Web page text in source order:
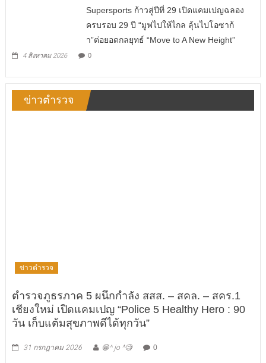
Supersports ก้าวสู่ปีที่ 29 เปิดแคมเปญฉลอง
ครบรอบ 29 ปี “มูฟไปให้ไกล ลุ้นไปโอซาก้
า”ต่อยอดกลยุทธ์ “Move to A New Height”
4 สิงหาคม 2026 0
ข่าวตำรวจ
ข่าวตำรวจ
ตำรวจภูธรภาค 5 ผนึกกำลัง สสส. – สคล. – สคร.1
เชียงใหม่ เปิดแคมเปญ “Police 5 Healthy Hero : 90
วัน เก็บแต้มสุขภาพดีได้ทุกวัน”
31 กรกฎาคม 2026 😁^ jo ^🧐 0